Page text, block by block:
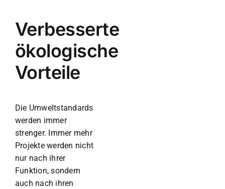
Verbesserte
ökologische
Vorteile
Die Umweltstandards
werden immer
strenger. Immer mehr
Projekte werden nicht
nur nach ihrer
Funktion, sondern
auch nach ihren